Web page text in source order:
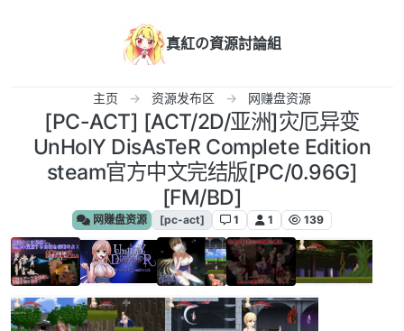
真紅の資源討論組
主页 资源发布区 网赚盘资源
[PC-ACT] [ACT/2D/亚洲]灾厄异变
UnHolY DisAsTeR Complete Edition
steam官方中文完结版[PC/0.96G]
[FM/BD]
网赚盘资源 [pc-act] 1 1 139